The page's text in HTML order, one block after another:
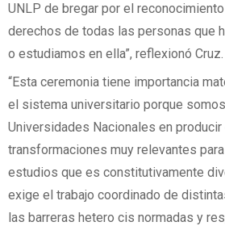
UNLP de bregar por el
derechos de todas las personas que
o estudiamos en ella”, reflexionó Cruz.
“Esta ceremonia tiene importancia
el sistema universitario porque
Universidades Nacionales en
transformaciones muy relevantes
estudios que es constitutivamente
exige el trabajo coordinado de
las barreras hetero cis normadas y